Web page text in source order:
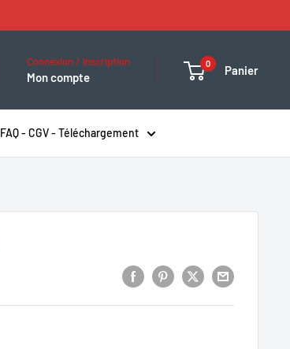
Connexion / Inscription
Mon compte
0 Panier
FAQ - CGV - Téléchargement